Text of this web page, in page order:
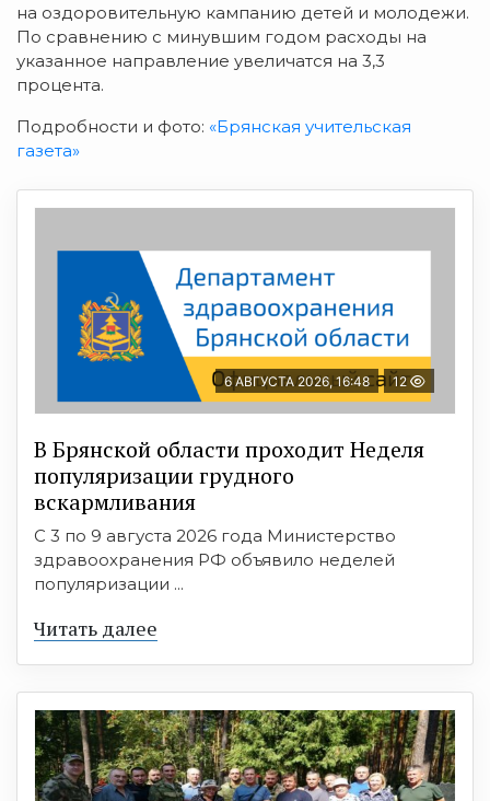
на оздоровительную кампанию детей и молодежи.
По сравнению с минувшим годом расходы на
указанное направление увеличатся на 3,3
процента.
Подробности и фото: «Брянская учительская
газета»
6 АВГУСТА 2026, 16:48 12
В Брянской области проходит Неделя
популяризации грудного
вскармливания
С 3 по 9 августа 2026 года Министерство
здравоохранения РФ объявило неделей
популяризации ...
Читать далее